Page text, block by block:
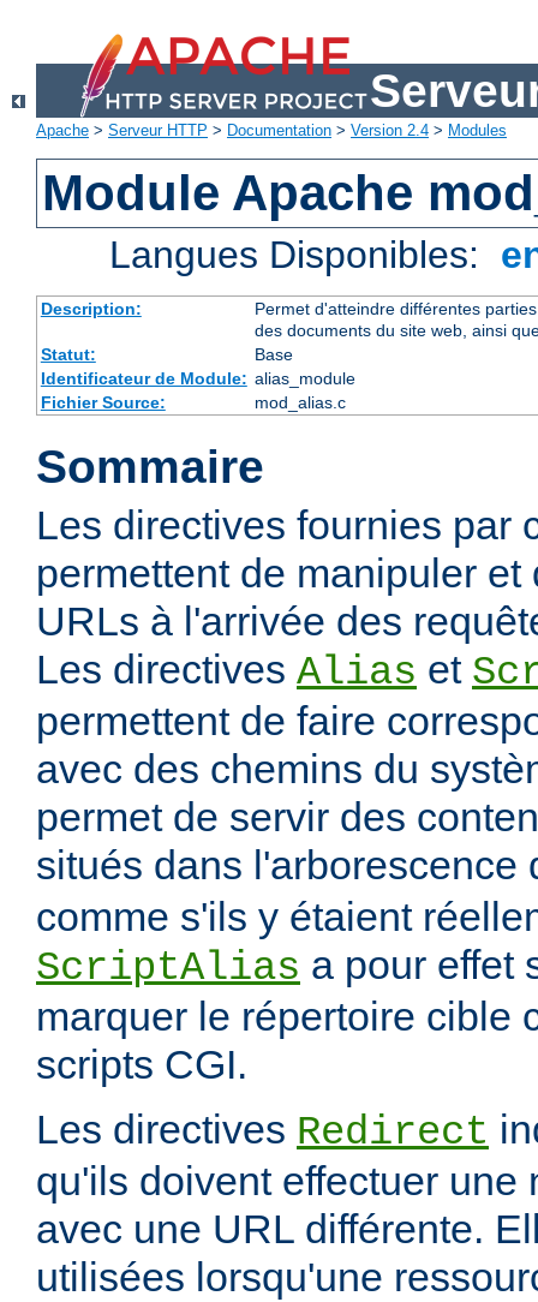
Apache > Serveur HTTP > Documentation > Version 2.4 > Modules
Module Apache
Langues Disponibles:
Description:
Permet d'atteindre différentes
des documents du site web, ainsi
Statut:
Base
Identificateur de Module: alias_module
Fichier Source:
mod_alias.c
Sommaire
Les directives fournies par
permettent de manipuler et
URLs à l'arrivée des
Les directives Alias et
permettent de faire
avec des chemins du
permet de servir des
situés dans l'arborescence
comme s'ils y étaient
ScriptAlias a pour effet
marquer le répertoire cible
scripts CGI.
Les directives Redirect
qu'ils doivent effectuer une
avec une URL différente.
utilisées lorsqu'une